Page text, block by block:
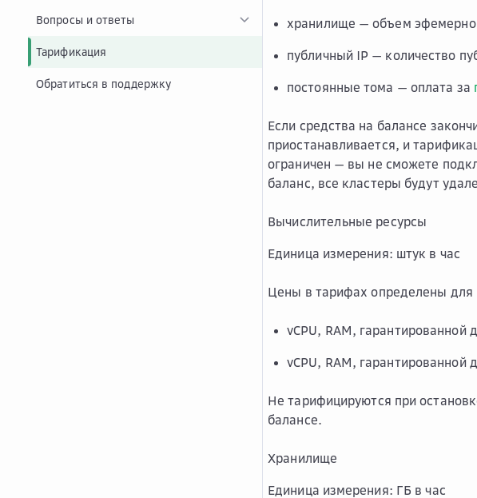
Вопросы и ответы
Тарификация
Обратиться в поддержку
хранилище — объем
публичный IP — количество
постоянные тома — оплата за
Если средства на балансе
приостанавливается, и
ограничен — вы не сможете
баланс, все кластеры будут
Вычислительные ресурсы
Единица измерения: штук в час
Цены в тарифах определены
vCPU, RAM, гарантированной
vCPU, RAM, гарантированной
Не тарифицируются при
балансе.
Хранилище
Единица измерения: ГБ в час